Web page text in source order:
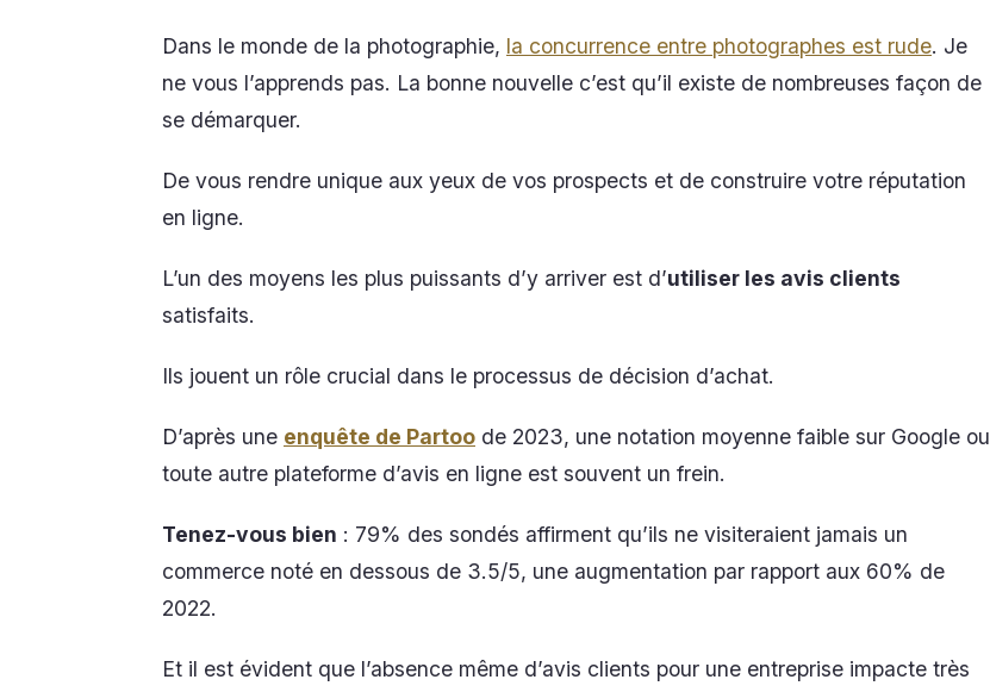
Dans le monde de la photographie, la concurrence entre photographes est rude. Je
ne vous l’apprends pas. La bonne nouvelle c’est qu’il existe de nombreuses façon de
se démarquer.
De vous rendre unique aux yeux de vos prospects et de construire votre réputation
en ligne.
L’un des moyens les plus puissants d’y arriver est d’utiliser les avis clients
satisfaits.
Ils jouent un rôle crucial dans le processus de décision d’achat.
D’après une enquête de Partoo de 2023, une notation moyenne faible sur Google ou
toute autre plateforme d’avis en ligne est souvent un frein.
Tenez-vous bien : 79% des sondés affirment qu’ils ne visiteraient jamais un
commerce noté en dessous de 3.5/5, une augmentation par rapport aux 60% de
2022.
Et il est évident que l’absence même d’avis clients pour une entreprise impacte très